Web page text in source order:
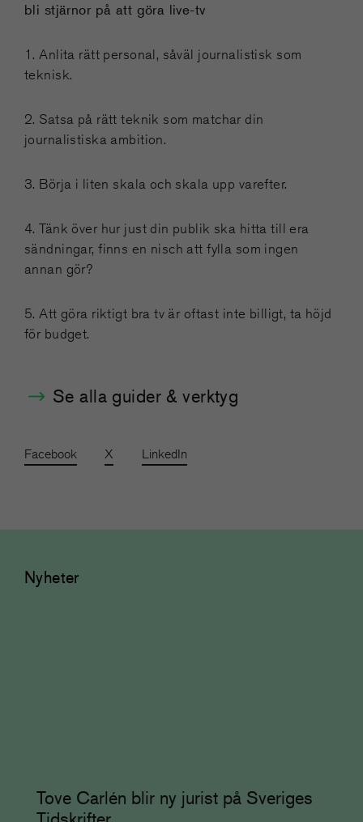
bli stjärnor på att göra live-tv
1. Anlita rätt personal, såväl journalistisk som
teknisk.
2. Satsa på rätt teknik som matchar din
journalistiska ambition.
3. Börja i liten skala och skala upp varefter.
4. Tänk över hur just din publik ska hitta till era
sändningar, finns en nisch att fylla som ingen
annan gör?
5. Att göra riktigt bra tv är oftast inte billigt, ta höjd
för budget.
Se alla guider & verktyg
Facebook X LinkedIn
Nyheter
Tove Carlén blir ny jurist på Sveriges